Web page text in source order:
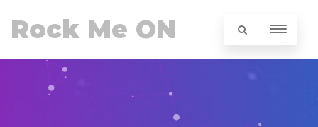
Rock Me ON